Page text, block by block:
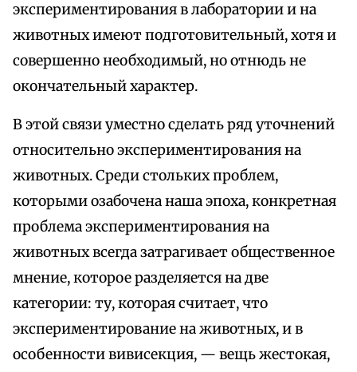
экспериментирования в лаборатории и на
животных имеют подготовительный, хотя и
совершенно необходимый, но отнюдь не
окончательный характер.
В этой связи уместно сделать ряд уточнений
относительно экспериментирования на
животных. Среди стольких проблем,
которыми озабочена наша эпоха, конкретная
проблема экспериментирования на
животных всегда затрагивает общественное
мнение, которое разделяется на две
категории: ту, которая считает, что
экспериментирование на животных, и в
особенности вивисекция, — вещь жестокая,